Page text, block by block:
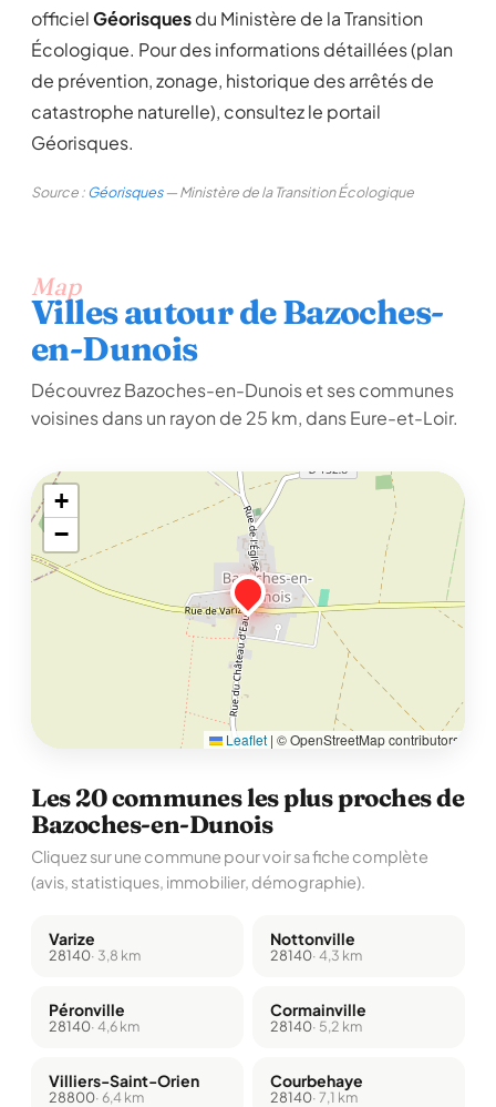
officielGéorisquesdu Ministère de la Transition
Écologique. Pour des informations détaillées (plan
de prévention, zonage, historique des arrêtés de
catastrophe naturelle), consultez le portail
Géorisques.
Source :Géorisques— Ministère de la Transition Écologique
Map
Villes autour de Bazoches-
en-Dunois
Découvrez Bazoches-en-Dunois et ses communes
voisines dans un rayon de 25 km, dans Eure-et-Loir.
+
−
Leaflet | © OpenStreetMap contributors
Les 20 communes les plus proches de
Bazoches-en-Dunois
Cliquez sur une commune pour voir sa fiche complète
(avis, statistiques, immobilier, démographie).
Varize
28140· 3,8 km
Nottonville
28140· 4,3 km
Péronville
28140· 4,6 km
Cormainville
28140· 5,2 km
Villiers-Saint-Orien
28800· 6,4 km
Courbehaye
28140· 7,1 km